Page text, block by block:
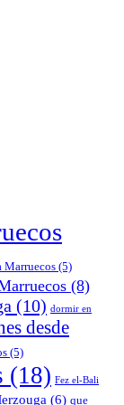
Marruecos (5)
(8)
(10) dormir en
desde
(5)
(18) Fez el-Bali
(6) que